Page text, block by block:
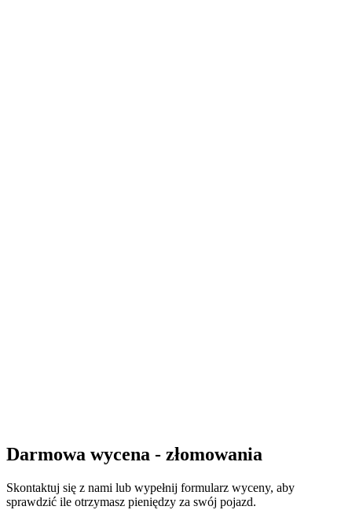
Darmowa wycena - złomowania
Skontaktuj się z nami lub wypełnij formularz wyceny, aby
sprawdzić ile otrzymasz pieniędzy za swój pojazd.